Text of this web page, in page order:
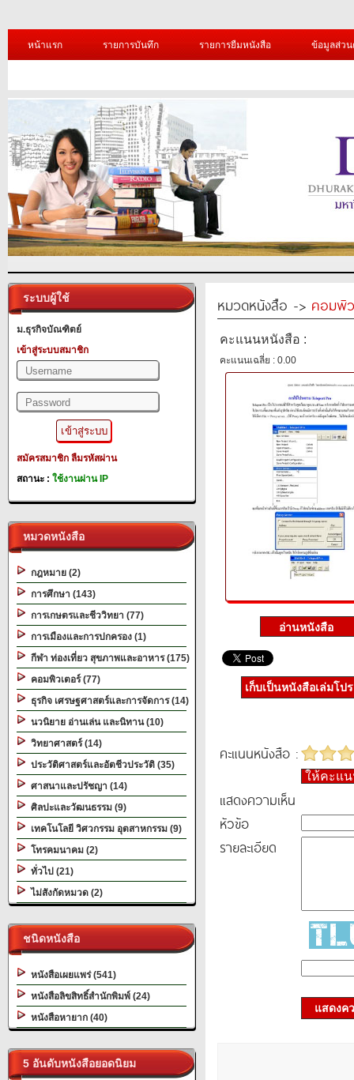
หน้าแรก รายการบันทึก รายการยืมหนังสือ ข้อมูลส่ว
ระบบผู้ใช้
ม.ธุรกิจบัณฑิตย์
เข้าสู่ระบบสมาชิก
สมัครสมาชิก ลืมรหัสผ่าน
สถานะ : ใช้งานผ่าน IP
หมวดหนังสือ
กฎหมาย (2)
การศึกษา (143)
การเกษตรและชีววิทยา (77)
การเมืองและการปกครอง (1)
กีฬา ท่องเที่ยว สุขภาพและอาหาร (175)
คอมพิวเตอร์ (77)
ธุรกิจ เศรษฐศาสตร์และการจัดการ (14)
นวนิยาย อ่านเล่น และนิทาน (10)
วิทยาศาสตร์ (14)
ประวัติศาสตร์และอัตชีวประวัติ (35)
ศาสนาและปรัชญา (14)
ศิลปะและวัฒนธรรม (9)
เทคโนโลยี วิศวกรรม อุตสาหกรรม (9)
โทรคมนาคม (2)
ทั่วไป (21)
ไม่สังกัดหมวด (2)
ชนิดหนังสือ
หนังสือเผยแพร่ (541)
หนังสือลิขสิทธิ์สำนักพิมพ์ (24)
หนังสือหายาก (40)
5 อันดับหนังสือยอดนิยม
หมวดหนังสือ -> คอมพิ
คะแนนหนังสือ :
คะแนนเฉลี่ย : 0.00
เก็บเป็นหนังสือเล่มโป
คะแนนหนังสือ :
ให้คะแ
แสดงความเห็น
หัวข้อ
รายละเอียด
แสดงค